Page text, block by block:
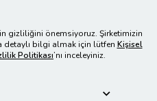
gizliliğini önemsiyoruz. Şirketimizin
detaylı bilgi almak için lütfen Kişisel
Politikası’nı inceleyiniz.